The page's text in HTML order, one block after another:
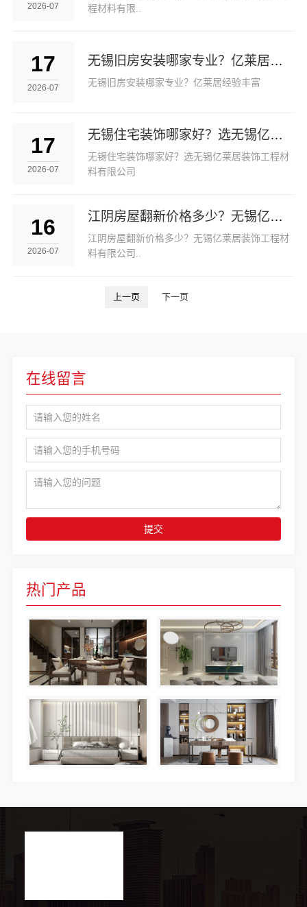
2026-07
程材料有限..
17
2026-07
无锡旧房安装哪家专业？亿莱居经验丰富
无锡旧房安装哪家专业？亿莱居经验丰富
17
2026-07
无锡住宅装饰哪家好？选无锡亿莱居装饰工程材料有限公司
无锡住宅装饰哪家好？选无锡亿莱居装饰工程材
料有限公司
16
2026-07
江阴房屋翻新价格多少？无锡亿莱居装饰工程材料有限公司解答
江阴房屋翻新价格多少？无锡亿莱居装饰工程材
料有限公司..
上一页 下一页
热门产品
在线留言
提交